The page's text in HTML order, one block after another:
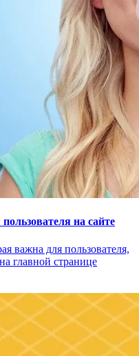
на сайте
важна для пользователя,
главной странице